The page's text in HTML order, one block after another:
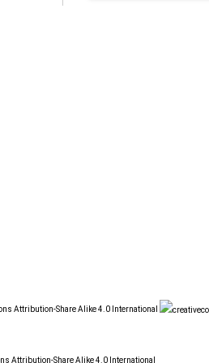
Attribution-Share Alike 4.0 International
Attribution-Share Alike 4.0 International